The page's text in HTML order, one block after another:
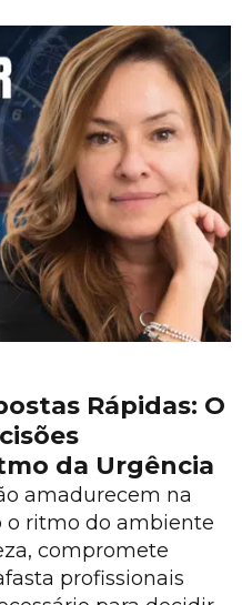
Rápidas: O
da Urgência
amadurecem na
o ritmo do ambiente
compromete
profissionais